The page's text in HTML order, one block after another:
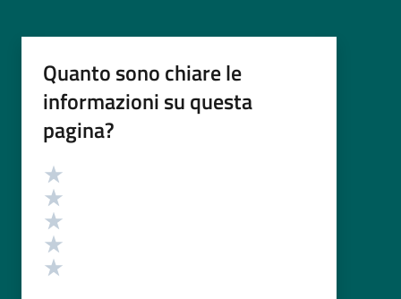
Quanto sono chiare le
informazioni su questa
pagina?
Valutazione